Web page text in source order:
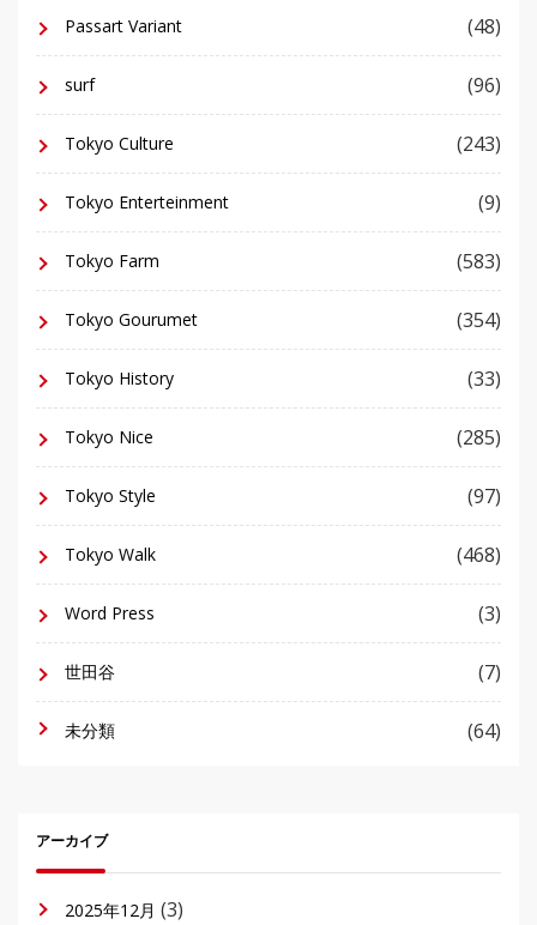
Passart Variant (48)
surf (96)
Tokyo Culture (243)
Tokyo Enterteinment (9)
Tokyo Farm (583)
Tokyo Gourumet (354)
Tokyo History (33)
Tokyo Nice (285)
Tokyo Style (97)
Tokyo Walk (468)
Word Press (3)
世田谷 (7)
未分類 (64)
アーカイブ
2025年12月 (3)